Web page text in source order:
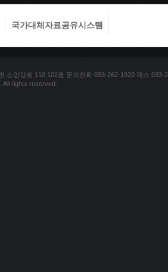
국가대체자료공유시스템
소양강로 110 102호 문의전화 033-262-1920 팩스 033-
rights reserved.